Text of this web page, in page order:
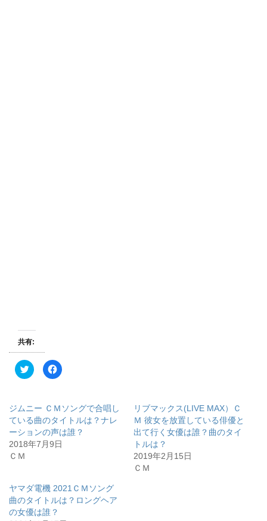
共有:
ク
リ
T
w
i
t
t
e
新
し
い
ウ
ィ
F
a
o
o
で
共
有
す
ッ
ク
し
ジムニー ＣＭソングで合唱し
ている曲のタイトルは？ナレ
ーションの声は誰？
2018年7月9日
ＣＭ
リブマックス(LIVE MAX）Ｃ
Ｍ 彼女を放置している俳優と
出て行く女優は誰？曲のタイ
トルは？
2019年2月15日
ＣＭ
ヤマダ電機 2021ＣＭソング
曲のタイトルは？ロングヘア
の女優は誰？